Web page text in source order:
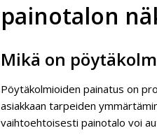
painotalon
Mikä on
Pöytäkolmioiden painatus on
asiakkaan tarpeiden
vaihtoehtoisesti painotalo voi